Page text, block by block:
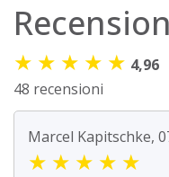
★ ★ ★ ★ ★ 4,96
48 recensioni
Marcel Kapitschke,
★ ★ ★ ★ ★